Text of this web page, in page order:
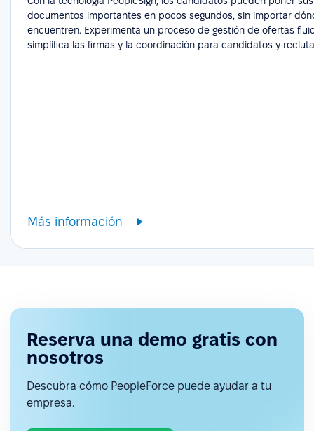
documentos importantes en pocos segundos, sin importar
encuentren. Experimenta un proceso de gestión de ofertas
simplifica las firmas y la coordinación para candidatos y
Más información
Reserva una demo gratis con
nosotros
Descubra cómo PeopleForce puede ayudar a tu
empresa.